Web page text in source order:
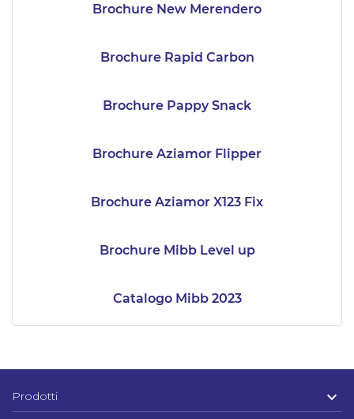
Brochure New Merendero
Brochure Rapid Carbon
Brochure Pappy Snack
Brochure Aziamor Flipper
Brochure Aziamor X123 Fix
Brochure Mibb Level up
Catalogo Mibb 2023
Prodotti 